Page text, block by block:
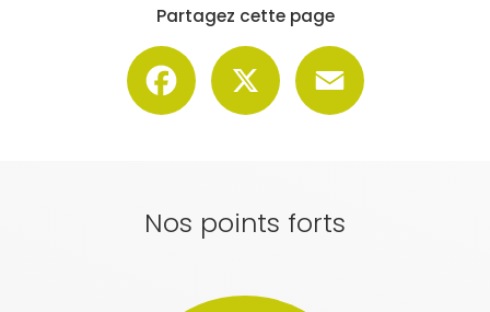
Partagez cette page
Facebook
Nos points forts